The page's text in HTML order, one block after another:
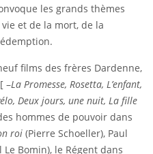
les grands thèmes
et de la mort, de la
films des frères Dardenne,
–La Promesse, Rosetta, L’enfant,
Deux jours, une nuit, La fille
hommes de pouvoir dans
roi (Pierre Schoeller), Paul
Le Bomin), le Régent dans